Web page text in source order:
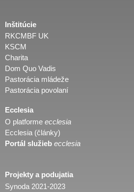
Inštitúcie
RKCMBF UK
KSCM
Charita
Dom Quo Vadis
Pastorácia mládeže
Pastorácia povolaní
Ecclesia
O platforme ecclesia
Ecclesia (články)
Portál služieb ecclesia
Projekty a podujatia
Synoda 2021-2023